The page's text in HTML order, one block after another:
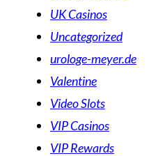
UK Casinos
Uncategorized
urologe-meyer.de
Valentine
Video Slots
VIP Casinos
VIP Rewards